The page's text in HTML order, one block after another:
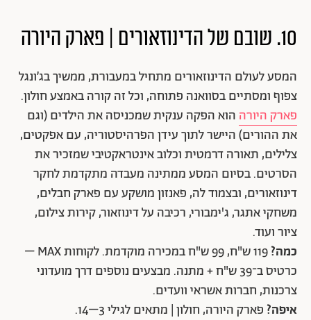
10. שובם של הדינוזאורים | פארק היורה
המסע לעולם הדינוזאורים מתחיל במעבורת, ממשיך בג’ונגל
צפוף ומסתיים בסוואנה פתוחה, וכל זה קורה באמצע חולון.
פארק היורה הוא הפקה ענקית שמכניסה את הילדים (וגם
את ההורים) היישר לתוך עידן הפרהיסטוריה, עם אפקטים,
צלילים, תאורה דרמטית וכלוב אינטראקטיבי שמזכיר את
הסרטים. בסיום המסע ממתינה מעבדה מתקדמת לחקר
דינוזאורים, ובצמוד לה, פאנזון מושקע עם פארק חבלים,
משחקי אתגר, ג'ימבורי, רכיבה על דינוזאור, קירות צילום,
ציור ועוד.
כמה?
119 ש"ח, 99 ש"ח במכירה מוקדמת. לקוחות MAX –
כרטיס ב־39 ש"ח + מתנה. מבצעים נוספים דרך מועדוני
צרכנות, חברות אשראי וועדים.
איפה? פארק היורה, חולון | מתאים לגילי 3–14.